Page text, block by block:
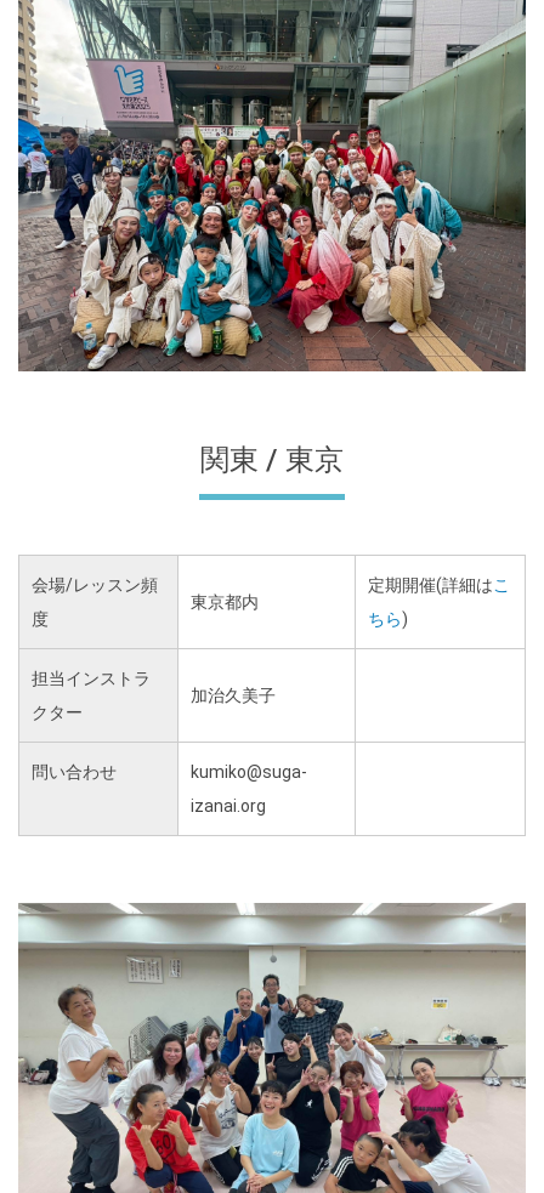
関東 / 東京
会場/レッスン頻
度
東京都内
定期開催(詳細はこ
ちら)
担当インストラ
クター
加治久美子
問い合わせ
kumiko@suga-
izanai.org